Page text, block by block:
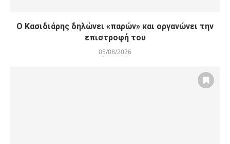
Ο Κασιδιάρης δηλώνει «παρών» και οργανώνει την
επιστροφή του
05/08/2026